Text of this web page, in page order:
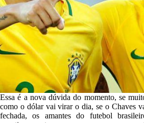
Essa é a nova dúvida do momento, se
como o dólar vai virar o dia, se o Chaves
fechada, os amantes do futebol